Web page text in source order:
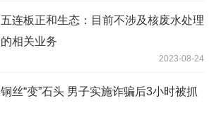
五连板正和生态：目前不涉及核废水处理
的相关业务
2023-08-24
铜丝“变”石头 男子实施诈骗后3小时被抓